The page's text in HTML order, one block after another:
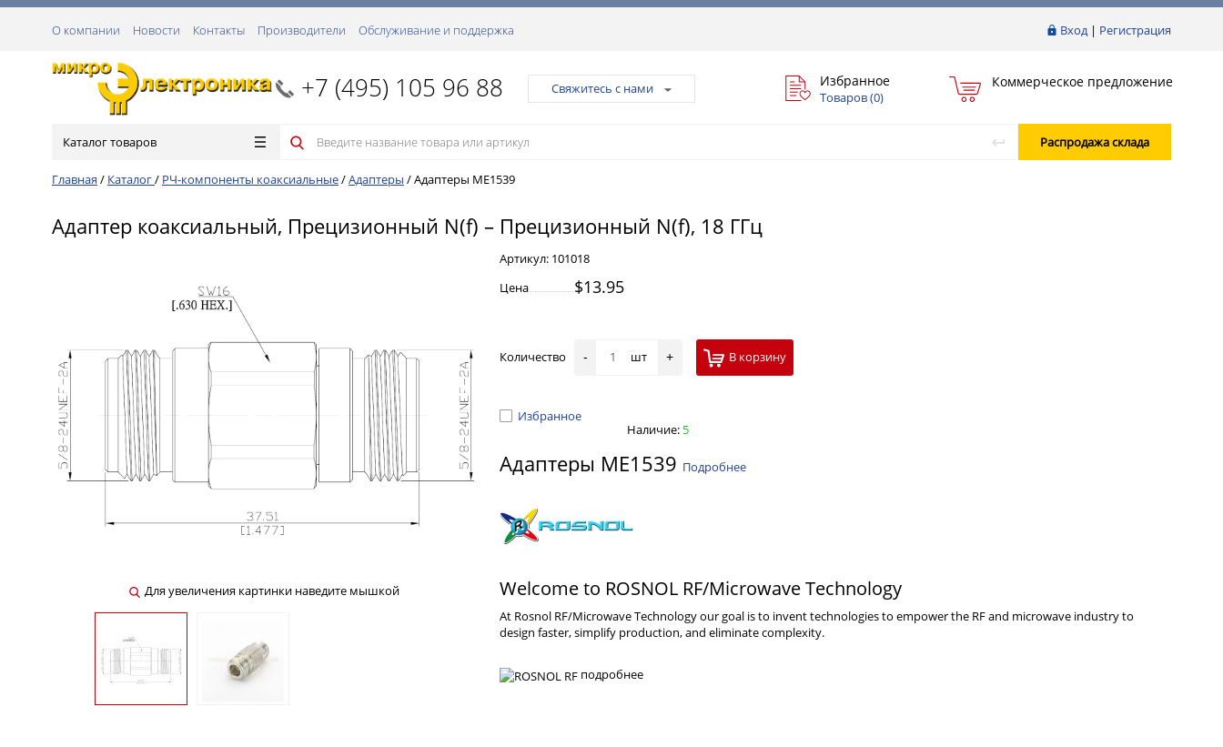
Вход| Регистрация
О компании Новости Контакты Производители Обслуживание и поддержка
+7 (495) 105 96 88 Свяжитесь с нами Избранное
Товаров (0)
Коммерческое предложение
Каталог товаров Распродажа склада
Главная / Каталог/ РЧ-компоненты коаксиальные/Адаптеры /Адаптеры ME1539
Адаптер коаксиальный, Прецизионный N(f) – Прецизионный N(f), 18 ГГц
Для увеличения картинки наведите мышкой
Артикул: 101018
Цена
$13.95
Количество - шт + В корзину
Избранное
Наличие: 5
Адаптеры ME1539 Подробнее
Welcome to ROSNOL RF/Microwave Technology
At Rosnol RF/Microwave Technology our goal is to invent technologies to empower the RF and microwave industry to
design faster, simplify production, and eliminate complexity.
подробнее